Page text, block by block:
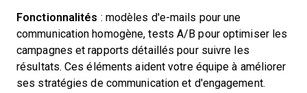
Fonctionnalités : modèles d'e-mails pour une
communication homogène, tests A/B pour optimiser les
campagnes et rapports détaillés pour suivre les
résultats. Ces éléments aident votre équipe à améliorer
ses stratégies de communication et d'engagement.